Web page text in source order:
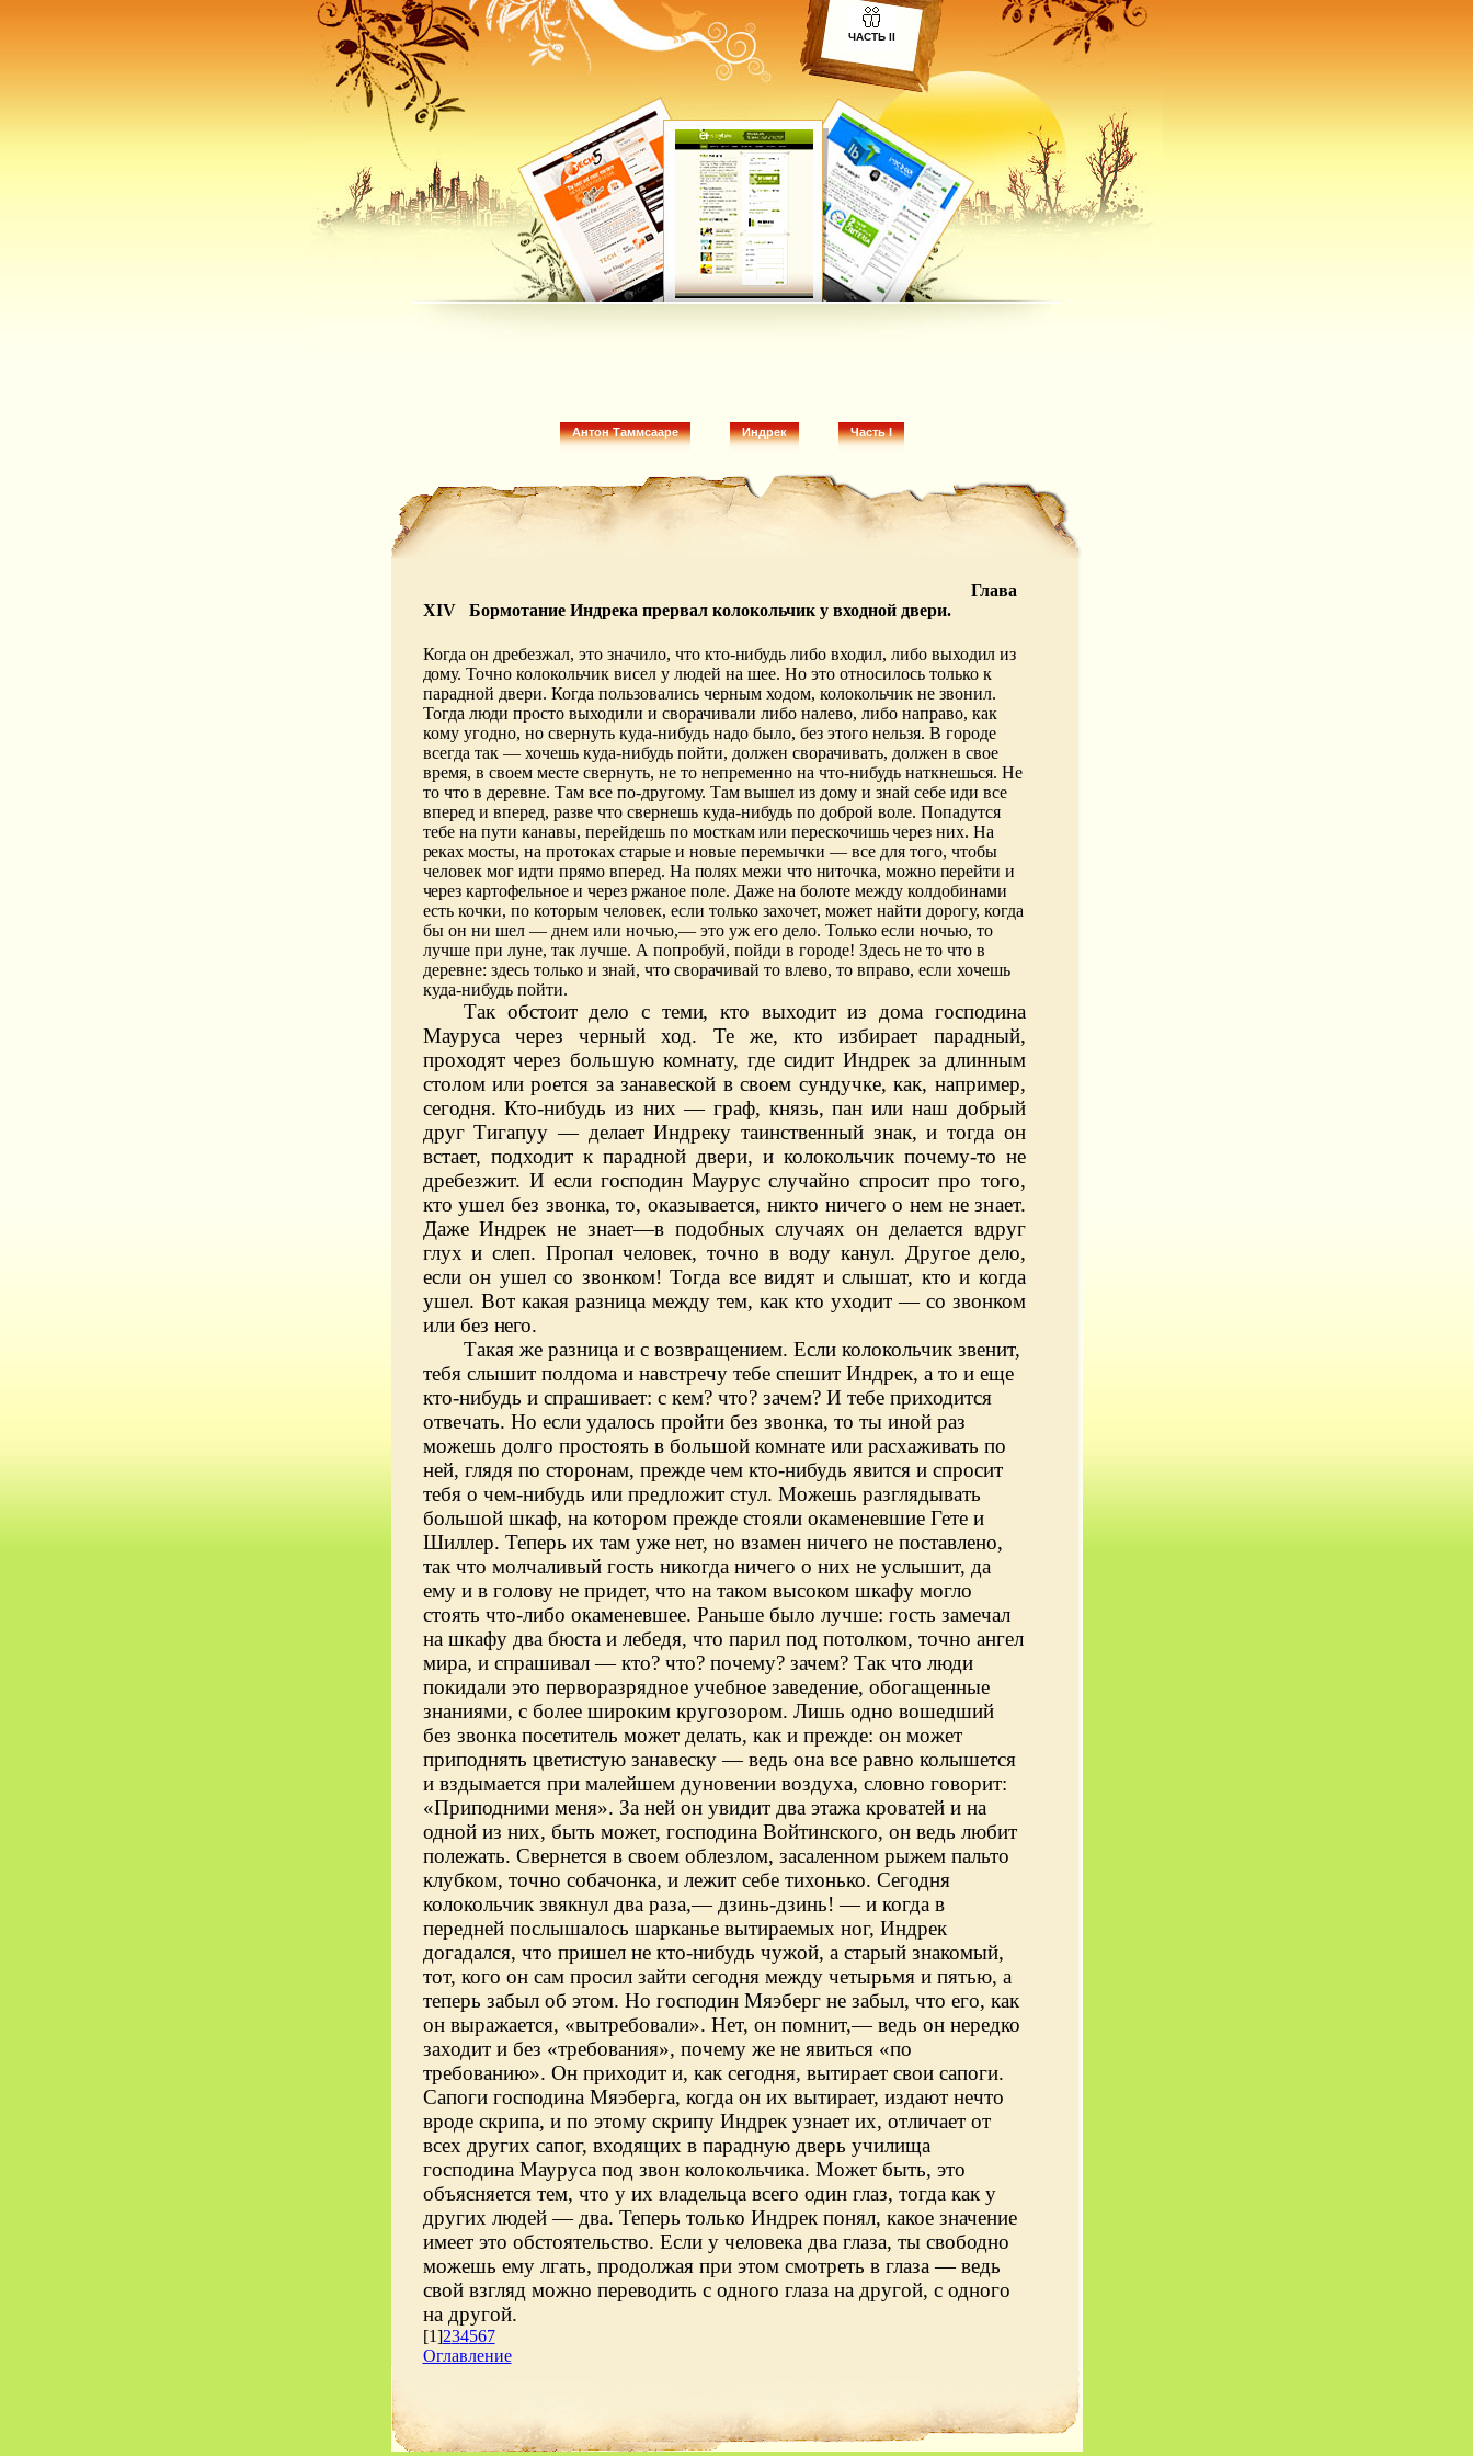
ЧАСТЬ II
Антон Таммсааре Индрек Часть I
Глава
XIV Бормотание Индрека прервал колокольчик у входной двери.
Когда он дребезжал, это значило, что кто-нибудь либо входил, либо выходил из
дому. Точно колокольчик висел у людей на шее. Но это относилось только к
парадной двери. Когда пользовались черным ходом, колокольчик не звонил.
Тогда люди просто выходили и сворачивали либо налево, либо направо, как
кому угодно, но свернуть куда-нибудь надо было, без этого нельзя. В городе
всегда так — хочешь куда-нибудь пойти, должен сворачивать, должен в свое
время, в своем месте свернуть, не то непременно на что-нибудь наткнешься. Не
то что в деревне. Там все по-другому. Там вышел из дому и знай себе иди все
вперед и вперед, разве что свернешь куда-нибудь по доброй воле. Попадутся
тебе на пути канавы, перейдешь по мосткам или перескочишь через них. На
рекахмосты, на протоках старые и новые перемычки — все для того, чтобы
человек мог идти прямо вперед. На полях межи что ниточка, можно перейти и
через картофельное и через ржаное поле. Даже на болоте между колдобинами
есть кочки, по которым человек, если только захочет, может найти дорогу, когда
бы он ни шел — днем или ночью,— это уж его дело. Только если ночью, то
лучше при луне, так лучше. А попробуй, пойди в городе! Здесь не то что в
деревне: здесь только и знай, что сворачивай то влево, то вправо, если хочешь
куда-нибудь пойти.
Так обстоит дело с теми, кто выходит из дома господина
Мауруса через черный ход. Те же, кто избирает парадный,
проходят через большую комнату, где сидит Индрек за длинным
столом или роется за занавеской в своем сундучке, как, например,
сегодня. Кто-нибудь из них — граф, князь, пан или наш добрый
друг Тигапуу — делает Индреку таинственный знак, и тогда он
встает, подходит к парадной двери, и колокольчик почему-то не
дребезжит. И если господин Маурус случайно спросит про того,
кто ушел без звонка, то, оказывается, никто ничего о нем не знает.
Даже Индрек не знает—в подобных случаях он делается вдруг
глух и слеп. Пропал человек, точно в воду канул. Другое дело,
если он ушел со звонком! Тогда все видят и слышат, кто и когда
ушел. Вот какая разница между тем, как кто уходит — со звонком
или без него.
Такая же разница и с возвращением. Если колокольчик звенит,
тебя слышит полдома и навстречу тебе спешит Индрек, а то и еще
кто-нибудь и спрашивает: с кем? что? зачем? И тебе приходится
отвечать. Но если удалось пройти без звонка, то ты иной раз
можешь долго простоять в большой комнате или расхаживать по
ней, глядя по сторонам, прежде чем кто-нибудь явится и спросит
тебя о чем-нибудь или предложит стул. Можешь разглядывать
большой шкаф, на котором прежде стояли окаменевшие Гете и
Шиллер. Теперь их там уже нет, но взамен ничего не поставлено,
так что молчаливый гость никогда ничего о них не услышит, да
ему и в голову не придет, что на таком высоком шкафу могло
стоять что-либо окаменевшее. Раньше было лучше: гость замечал
на шкафу два бюста и лебедя, что парил под потолком, точно ангел
мира, и спрашивал — кто? что? почему? зачем? Так что люди
покидали это перворазрядное учебное заведение, обогащенные
знаниями, с более широким кругозором. Лишь одно вошедший
без звонка посетитель может делать, как и прежде: он может
приподнять цветистую занавеску — ведь она все равно колышется
и вздымается при малейшем дуновении воздуха, словно говорит:
«Приподними меня». За ней он увидит два этажа кроватей и на
одной из них, быть может, господина Войтинского, он ведь любит
полежать. Свернется в своем облезлом, засаленном рыжем пальто
клубком, точно собачонка, и лежит себе тихонько. Сегодня
колокольчик звякнул два раза,— дзинь-дзинь! — и когда в
передней послышалось шарканье вытираемых ног, Индрек
догадался, что пришел не кто-нибудь чужой, а старый знакомый,
тот, кого он сам просил зайти сегодня между четырьмя и пятью, а
теперь забыл об этом. Но господин Мяэберг не забыл, что его, как
он выражается, «вытребовали». Нет, он помнит,— ведь он нередко
заходит и без «требования», почему же не явиться «по
требованию». Он приходит и, как сегодня, вытирает свои сапоги.
Сапоги господина Мяэберга, когда он их вытирает, издают нечто
вроде скрипа, и по этому скрипу Индрек узнает их, отличает от
всех других сапог, входящих в парадную дверь училища
господина Мауруса под звон колокольчика. Может быть, это
объясняется тем, что у их владельца всего один глаз, тогда как у
других людей — два. Теперь только Индрек понял, какое значение
имеет это обстоятельство. Если у человека два глаза, ты свободно
можешь ему лгать, продолжая при этом смотреть в глаза — ведь
свой взгляд можно переводить с одного глаза на другой, с одного
на другой.
[1]234567
Оглавление